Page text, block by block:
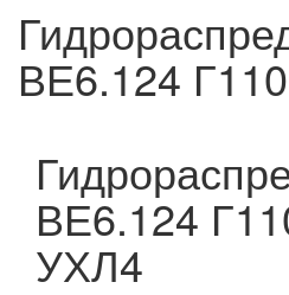
ВЕ6.124
ВЕ6.124
УХЛ4